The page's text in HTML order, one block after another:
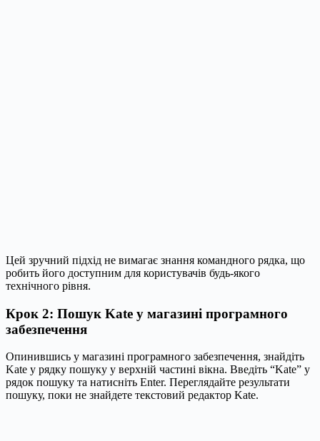
Цей зручний підхід не вимагає знання командного рядка, що
робить його доступним для користувачів будь-якого
технічного рівня.
Крок 2: Пошук Kate у магазині програмного
забезпечення
Опинившись у магазині програмного забезпечення, знайдіть
Kate у рядку пошуку у верхній частині вікна. Введіть “Kate” у
рядок пошуку та натисніть Enter. Переглядайте результати
пошуку, поки не знайдете текстовий редактор Kate.